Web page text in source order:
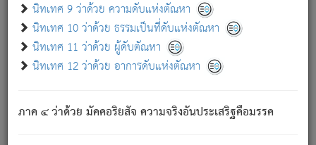
นิทเทศ 9 ว่าด้วย ความดับแห่งตัณหา
นิทเทศ 10 ว่าด้วย ธรรมเป็นที่ดับแห่งตัณหา
นิทเทศ 11 ว่าด้วย ผู้ดับตัณหา
นิทเทศ 12 ว่าด้วย อาการดับแห่งตัณหา
ภาค ๔ ว่าด้วย มัคคอริยสัจ ความจริงอันประเสริฐคือมรรค
(ข้อความนี้ เป็นพระพุทธอุทานที่ทรงเปล่งออก ที่โคนต้นโพธิ์
เป็นที่ตรัสรู้ เมื่อตรัสรู้แล้วได้ 7 วัน)